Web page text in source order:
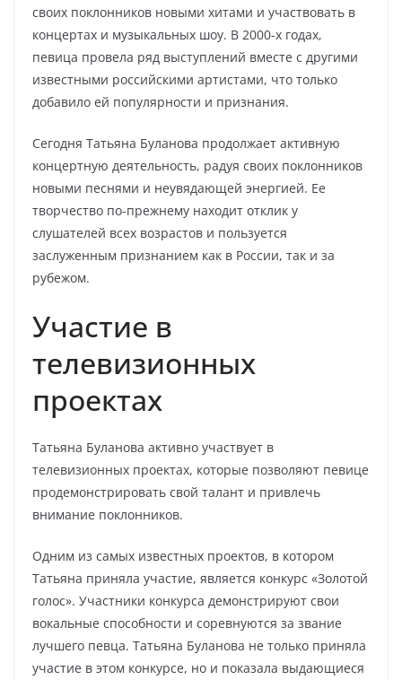
своих поклонников новыми хитами и участвовать в
концертах и музыкальных шоу. В 2000-х годах,
певица провела ряд выступлений вместе с другими
известными российскими артистами, что только
добавило ей популярности и признания.
Сегодня Татьяна Буланова продолжает активную
концертную деятельность, радуя своих поклонников
новыми песнями и неувядающей энергией. Ее
творчество по-прежнему находит отклик у
слушателей всех возрастов и пользуется
заслуженным признанием как в России, так и за
рубежом.
Участие в
телевизионных
проектах
Татьяна Буланова активно участвует в
телевизионных проектах, которые позволяют певице
продемонстрировать свой талант и привлечь
внимание поклонников.
Одним из самых известных проектов, в котором
Татьяна приняла участие, является конкурс «Золотой
голос». Участники конкурса демонстрируют свои
вокальные способности и соревнуются за звание
лучшего певца. Татьяна Буланова не только приняла
участие в этом конкурсе, но и показала выдающиеся